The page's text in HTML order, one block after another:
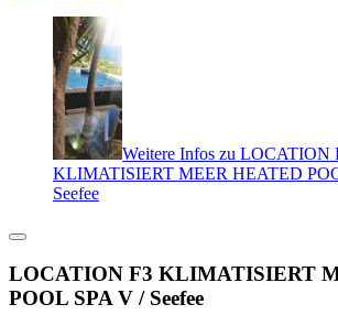
Weitere Infos zu LOCATION
KLIMATISIERT MEER HEATED
Seefee
LOCATION F3 KLIMATISIERT
POOL SPA V / Seefee